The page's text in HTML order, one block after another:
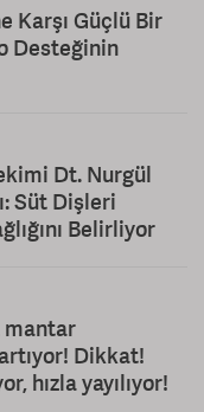
Karşı Güçlü Bir
Desteğinin
Dt. Nurgül
Süt Dişleri
Belirliyor
mantar
Dikkat!
hızla yayılıyor!